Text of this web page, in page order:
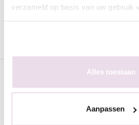
verzameld op basis van uw gebruik
Alles toestaan
Aanpassen
pincetten en cuticle pushers. Van alle
maten, voor iedere voorkeur. Er is zelfs
Gerelateerde pagina's